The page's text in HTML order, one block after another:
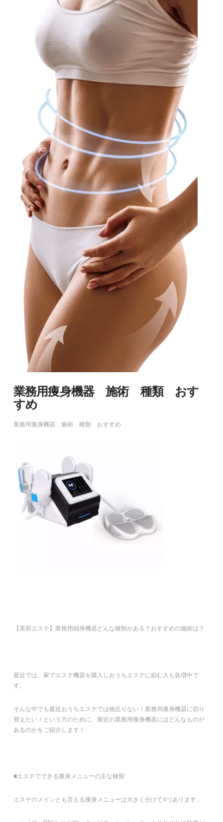
業務用痩身機器 施術 種類 おす
すめ
業務用痩身機器 施術 種類 おすすめ
【美容エステ】業務用細身機器どんな種類がある？おすすめの施術は？
最近では、家でエステ機器を購入しおうちエステに励む人も急増中で
す。
そんな中でも最近おうちエステでは物足りない！業務用痩身機器に切り
替えたい！という方のために、最近の業務用痩身機器にはどんなものが
あるのかをご紹介します！
■エステでできる痩身メニューの主な種類
エステのメインとも言える痩身メニューは大きく分けて4つあります。